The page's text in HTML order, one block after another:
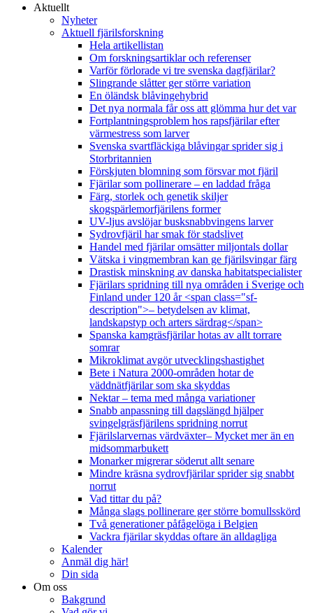
Aktuellt
Nyheter
Aktuell fjärilsforskning
Hela artikellistan
Om forskningsartiklar och referenser
Varför förlorade vi tre svenska dagfjärilar?
Slingrande slåtter ger större variation
En öländsk blåvingehybrid
Det nya normala får oss att glömma hur det var
Fortplantningsproblem hos rapsfjärilar efter
värmestress som larver
Svenska svartfläckiga blåvingar sprider sig i
Storbritannien
Förskjuten blomning som försvar mot fjäril
Fjärilar som pollinerare – en laddad fråga
Färg, storlek och genetik skiljer
skogspärlemorfjärilens former
UV-ljus avslöjar busksnabbvingens larver
Sydrovfjäril har smak för stadslivet
Handel med fjärilar omsätter miljontals dollar
Vätska i vingmembran kan ge fjärilsvingar färg
Drastisk minskning av danska habitatspecialister
Fjärilars spridning till nya områden i Sverige och
Finland under 120 år <span class="sf-
description">– betydelsen av klimat,
landskapstyp och arters särdrag</span>
Spanska kamgräsfjärilar hotas av allt torrare
somrar
Mikroklimat avgör utvecklingshastighet
Bete i Natura 2000-områden hotar de
väddnätfjärilar som ska skyddas
Nektar – tema med många variationer
Snabb anpassning till dagslängd hjälper
svingelgräsfjärilens spridning norrut
Fjärilslarvernas värdväxter– Mycket mer än en
midsommarbukett
Monarker migrerar söderut allt senare
Mindre kräsna sydrovfjärilar sprider sig snabbt
norrut
Vad tittar du på?
Många slags pollinerare ger större bomullsskörd
Två generationer påfågelöga i Belgien
Vackra fjärilar skyddas oftare än alldagliga
Kalender
Anmäl dig här!
Din sida
Om oss
Bakgrund